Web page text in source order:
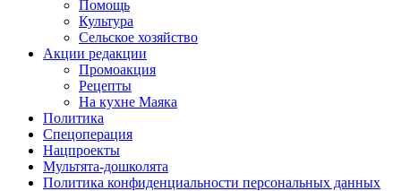
Помощь
Культура
Сельское хозяйство
Акции редакции
Промоакция
Рецепты
На кухне Маяка
Политика
Спецоперация
Нацпроекты
Мультята-дошколята
Политика конфиденциальности персональных данных